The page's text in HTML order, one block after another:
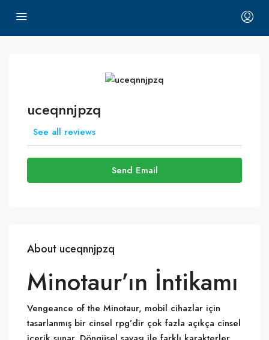
uceqnnjpzq
See all reviews
Send Email
About uceqnnjpzq
Minotaur’ın İntikamı
Vengeance of the Minotaur, mobil cihazlar için
tasarlanmış bir cinsel rpg’dir çok fazla açıkça cinsel